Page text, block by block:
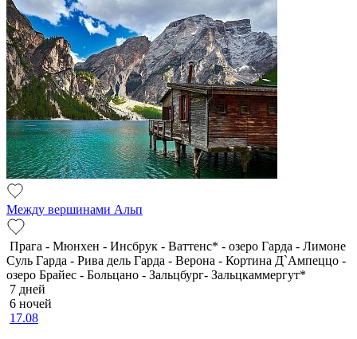
Между вершинами Альп
Прага - Мюнхен - Инсбрук - Ваттенс* - озеро Гарда - Лимоне
Суль Гарда - Рива дель Гарда - Верона - Кортина Д`Ампеццо -
озеро Брайес - Больцано - Зальцбург- Зальцкаммергут*
7 дней
6 ночей
17.08